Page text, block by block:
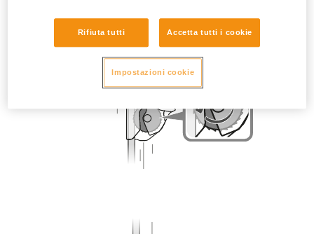
Rifiuta tutti Accetta tutti i cookie
Impostazioni cookie